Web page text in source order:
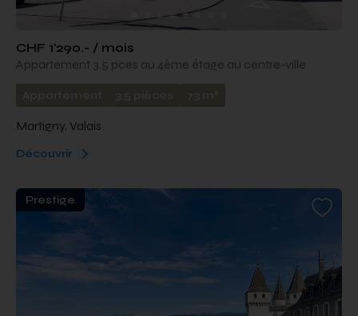
CHF 1'290.- / mois
Appartement 3.5 pces au 4ème étage au centre-ville
Martigny, Valais
Découvrir
Prestige